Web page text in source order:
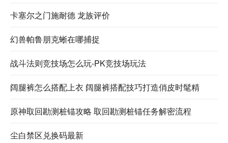
卡塞尔之门施耐德 龙族评价
幻兽帕鲁朋克蜥在哪捕捉
战斗法则竞技场怎么玩-PK竞技场玩法
阔腿裤怎么搭配上衣 阔腿裤搭配技巧打造俏皮时髦精
原神取回勘测桩锚攻略 取回勘测桩锚任务解密流程
尘白禁区兑换码最新